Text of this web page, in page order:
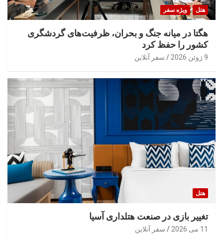
هتل ویژه سفر
هگتا در میانه جنگ و بحران، ظرفیت‌های گردشگری
کشور را حفظ کرد
9 ژوئن 2026 سفر آنلاین
هتل
تغییر بازی در صنعت هتلداری آسیا
11 می 2026 سفر آنلاین